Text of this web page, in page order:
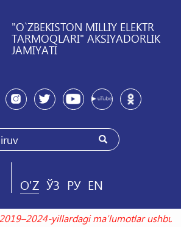
"O`ZBEKISTON MILLIY ELEKTR
TARMOQLARI" AKSIYADORLIK
JAMIYATI
O'Z ЎЗ РУ EN
2019–2024-yillardagi maʼlumotlar